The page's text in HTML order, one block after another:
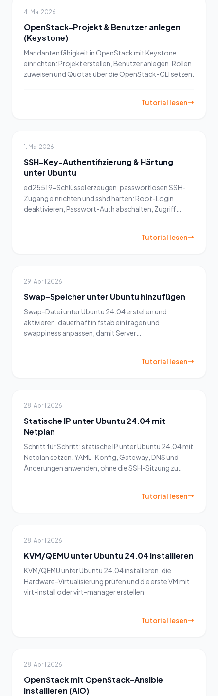
4. Mai 2026
OpenStack-Projekt & Benutzer anlegen
(Keystone)
Mandantenfähigkeit in OpenStack mit Keystone
einrichten: Projekt erstellen, Benutzer anlegen, Rollen
zuweisen und Quotas über die OpenStack-CLI setzen.
Tutorial lesen
1. Mai 2026
SSH-Key-Authentifizierung & Härtung
unter Ubuntu
ed25519-Schlüssel erzeugen, passwortlosen SSH-
Zugang einrichten und sshd härten: Root-Login
deaktivieren, Passwort-Auth abschalten, Zugriff
Tutorial lesen
29. April 2026
Swap-Speicher unter Ubuntu hinzufügen
Swap-Datei unter Ubuntu 24.04 erstellen und
aktivieren, dauerhaft in fstab eintragen und
swappiness anpassen, damit Server
Tutorial lesen
28. April 2026
Statische IP unter Ubuntu 24.04 mit
Netplan
Schritt für Schritt: statische IP unter Ubuntu 24.04 mit
Netplan setzen. YAML-Konfig, Gateway, DNS und
Änderungen anwenden, ohne die SSH-Sitzung zu
Tutorial lesen
28. April 2026
KVM/QEMU unter Ubuntu 24.04 installieren
KVM/QEMU unter Ubuntu 24.04 installieren, die
Hardware-Virtualisierung prüfen und die erste VM mit
virt-install oder virt-manager erstellen.
Tutorial lesen
28. April 2026
OpenStack mit OpenStack-Ansible
installieren (AIO)